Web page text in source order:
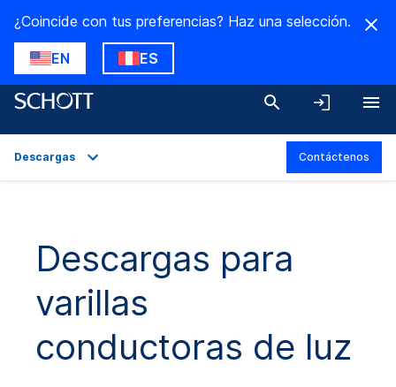
¿Coincide con tus preferencias? Haz una selección.
EN ES
Datos técnicos
Variantes del producto
Descargas
Descargas Contáctenos
Descargas para
varillas
conductoras de luz